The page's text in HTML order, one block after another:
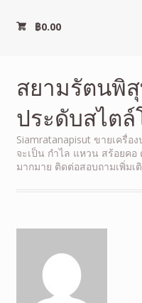
฿0.00
สยามรัตนพิ
ประดับสไต
Siamratanapisut ขายเครื่
จะเป็น กำไล แหวน สร้อยค
มากมาย ติดต่อสอบถามเพิ่มเ